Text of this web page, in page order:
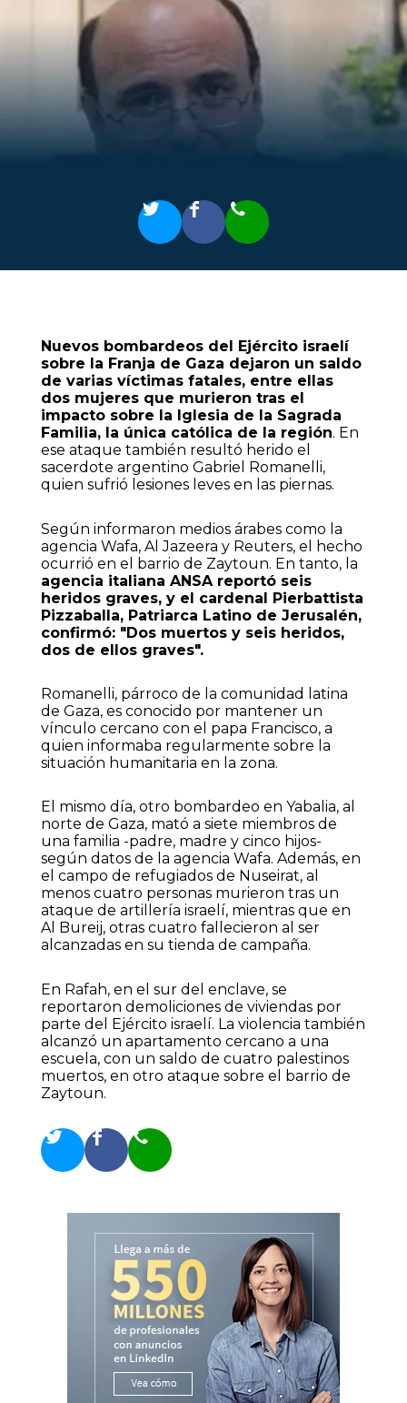
Nuevos bombardeos del Ejército israelí
sobre la Franja de Gaza dejaron un saldo
de varias víctimas fatales, entre ellas
dos mujeres que murieron tras el
impacto sobre la Iglesia de la Sagrada
Familia, la única católica de la región. En
ese ataque también resultó herido el
sacerdote argentino Gabriel Romanelli,
quien sufrió lesiones leves en las piernas.
Según informaron medios árabes como la
agencia Wafa, Al Jazeera y Reuters, el hecho
ocurrió en el barrio de Zaytoun. En tanto, la
agencia italiana ANSA reportó seis
heridos graves, y el cardenal Pierbattista
Pizzaballa, Patriarca Latino de Jerusalén,
confirmó: "Dos muertos y seis heridos,
dos de ellos graves".
Romanelli, párroco de la comunidad latina
de Gaza, es conocido por mantener un
vínculo cercano con el papa Francisco, a
quien informaba regularmente sobre la
situación humanitaria en la zona.
El mismo día, otro bombardeo en Yabalia, al
norte de Gaza, mató a siete miembros de
una familia -padre, madre y cinco hijos-
según datos de la agencia Wafa. Además, en
el campo de refugiados de Nuseirat, al
menos cuatro personas murieron tras un
ataque de artillería israelí, mientras que en
Al Bureij, otras cuatro fallecieron al ser
alcanzadas en su tienda de campaña.
En Rafah, en el sur del enclave, se
reportaron demoliciones de viviendas por
parte del Ejército israelí. La violencia también
alcanzó un apartamento cercano a una
escuela, con un saldo de cuatro palestinos
muertos, en otro ataque sobre el barrio de
Zaytoun.